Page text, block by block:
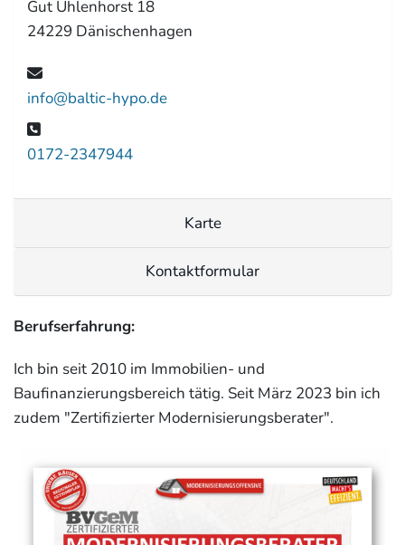
Gut Uhlenhorst 18
24229 Dänischenhagen
info@baltic-hypo.de
0172-2347944
Karte
Kontaktformular
Berufserfahrung:
Ich bin seit 2010 im Immobilien- und
Baufinanzierungsbereich tätig. Seit März 2023 bin ich
zudem "Zertifizierter Modernisierungsberater".